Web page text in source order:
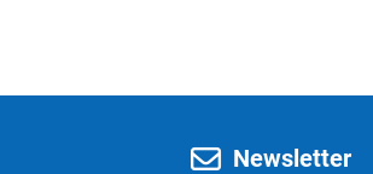
Newsletter